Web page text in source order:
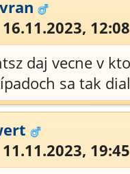
16.11.2023, 12:08
daj vecne v
sa tak
11.11.2023, 19:45